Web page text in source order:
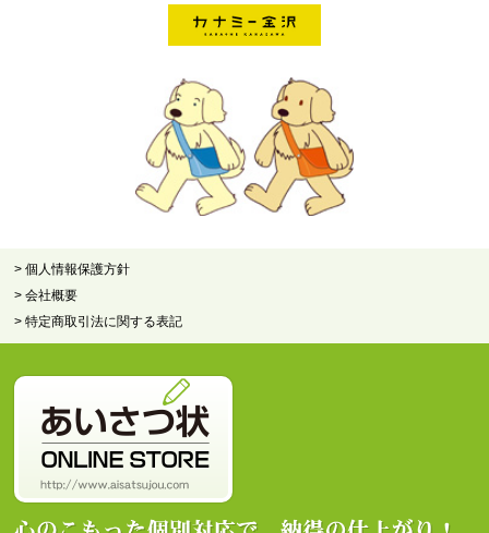
> 個人情報保護方針
> 会社概要
> 特定商取引法に関する表記